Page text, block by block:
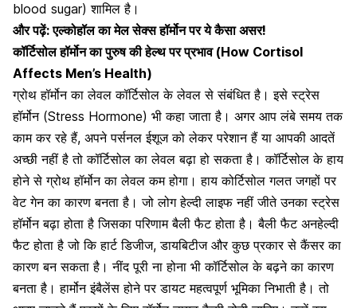
blood sugar) शामिल है।
और पढ़ें:एल्कोहॉल का मेल सेक्स हॉर्मोन पर ये कैसा असर!
कॉर्टिसोल हॉर्मोन का पुरुष की हेल्थ पर प्रभाव (How Cortisol
Affects Men’s Health)
ग्रोथ हॉर्मोन का लेवल कॉर्टिसोल के लेवल से संबंधित है। इसे स्ट्रेस
हॉर्मोन (Stress Hormone) भी कहा जाता है। अगर आप लंबे समय तक
काम कर रहे हैं, अपने पर्सनल ईशूज को लेकर परेशान हैं या आपकी आदतें
अच्छी नहीं है तो कॉर्टिसोल का लेवल बढ़ा हो सकता है। कॉर्टिसोल के हाय
होने से ग्रोथ हॉर्मोन का लेवल कम होगा। हाय कोर्टिसोल गलत जगहों पर
वेट गेन का कारण बनता है। जो लोग हेल्दी लाइफ नहीं जीते उनका स्ट्रेस
हॉर्मोन बढ़ा होता है जिसका परिणाम बैली फैट होता है। बैली फैट अनहेल्दी
फैट होता है जो किहार्ट डिजीज,डायबिटीज और कुछ प्रकार सेकैंसर का
कारण बन सकता है। नींद पूरी ना होना भी कॉर्टिसोल के बढ़ने का कारण
बनता है। हार्मोन इंबैलेंस होने पर डायट महत्वपूर्ण भूमिका निभाती है। तो